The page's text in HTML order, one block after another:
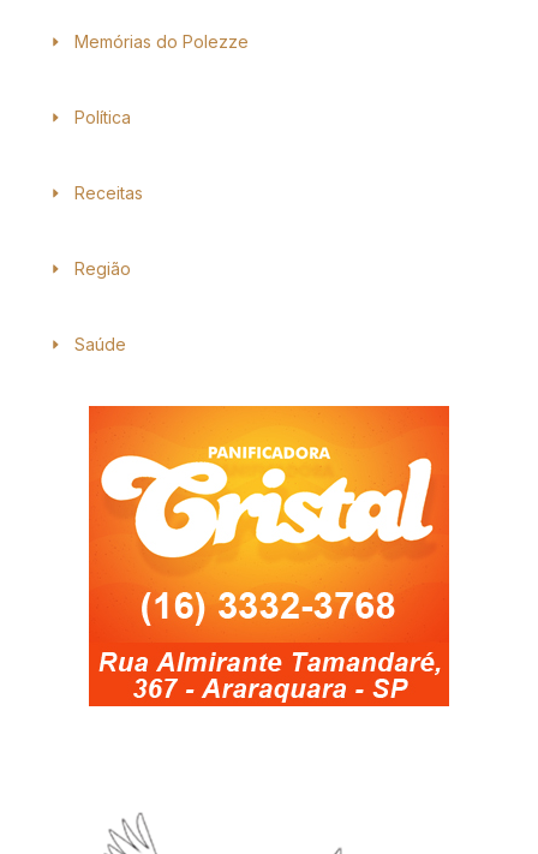
Memórias do Polezze
Política
Receitas
Região
Saúde